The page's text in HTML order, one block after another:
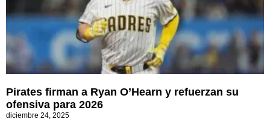
Pirates firman a Ryan O’Hearn y refuerzan su
ofensiva para 2026
diciembre 24, 2025